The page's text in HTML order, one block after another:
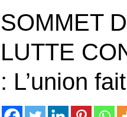
SOMMET
LUTTE
: L’union